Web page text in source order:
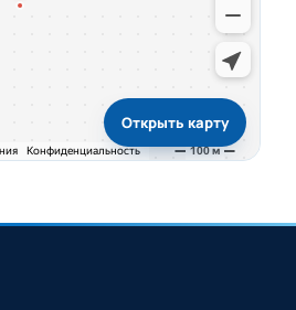
Открыть карту